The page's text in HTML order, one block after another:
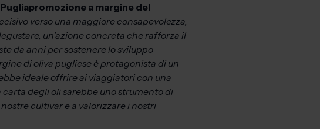
a margine del
verso una maggiore consapevolezza,
un’azione concreta che rafforza il
da anni per sostenere lo sviluppo
di oliva pugliese è protagonista di un
ideale offrire ai viaggiatori con una
degli oli sarebbe uno strumento di
cultivar e a valorizzare i nostri